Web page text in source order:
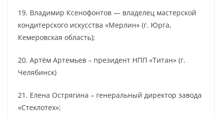
19. Владимир Ксенофонтов — владелец мастерской
кондитерского искусства «Мерлин» (г. Юрга,
Кемеровская область);
20. Артём Артемьев – президент НПП «Титан» (г.
Челябинск)
21. Елена Острягина – генеральный директор завода
«Стеклотех»;